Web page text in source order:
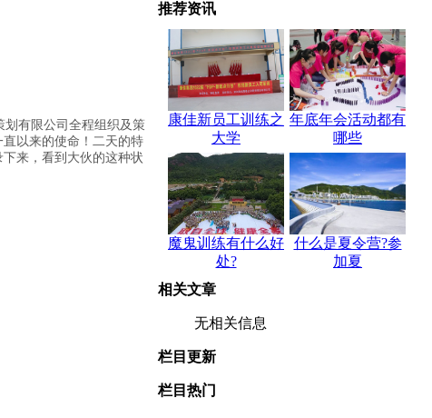
有限公司全程组织及策
以来的使命！二天的特
来，看到大伙的这种状
推荐资讯
康佳新员工训练之
大学
年底年会活动都有
哪些
魔鬼训练有什么好
处?
什么是夏令营?参
加夏
相关文章
无相关信息
栏目更新
栏目热门